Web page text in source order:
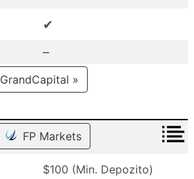
✔
–
GrandCapital »
FP Markets
$100 (Min. Depozito)